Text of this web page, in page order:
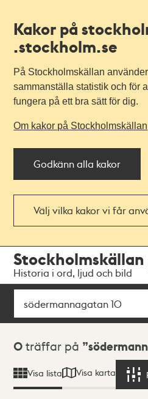
Kakor på
.stockholm.se
På Stockholmskällan
sammanställa statistik och för
fungera på ett bra sätt för dig.
Om kakor på Stockholmskällan
Godkänn alla kakor
Välj vilka kakor vi får
navigationen
huvudinnehållet
Stockholmskällan
Historia i ord, ljud och bild
Sök
Sökresultat
0 träffar på
Visa lista Visa karta